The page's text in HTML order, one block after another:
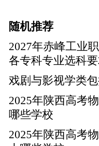
随机推荐
2027年赤峰工业
各专科专业选科
戏剧与影视学类
2025年陕西高考
哪些学校
2025年陕西高考